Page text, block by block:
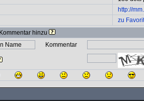
http://
zu
hinzu
Kommentar